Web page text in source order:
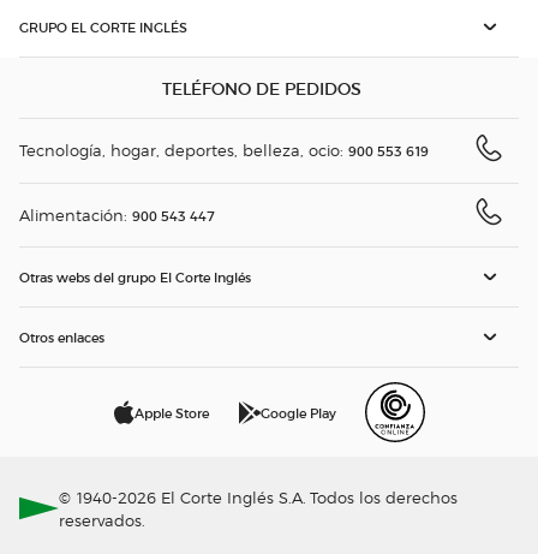
GRUPO EL CORTE INGLÉS
TELÉFONO DE PEDIDOS
Tecnología, hogar, deportes, belleza, ocio: 900 553 619
Alimentación: 900 543 447
Otras webs del grupo El Corte Inglés
Otros enlaces
Apple Store Google Play
© 1940-2026 El Corte Inglés S.A. Todos los derechos
reservados.